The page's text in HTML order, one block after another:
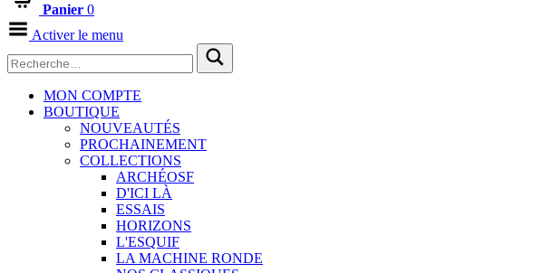
Panier 0
Activer le menu
MON COMPTE
BOUTIQUE
NOUVEAUTÉS
PROCHAINEMENT
COLLECTIONS
ARCHÉOSF
D'ICI LÀ
ESSAIS
HORIZONS
L'ESQUIF
LA MACHINE RONDE